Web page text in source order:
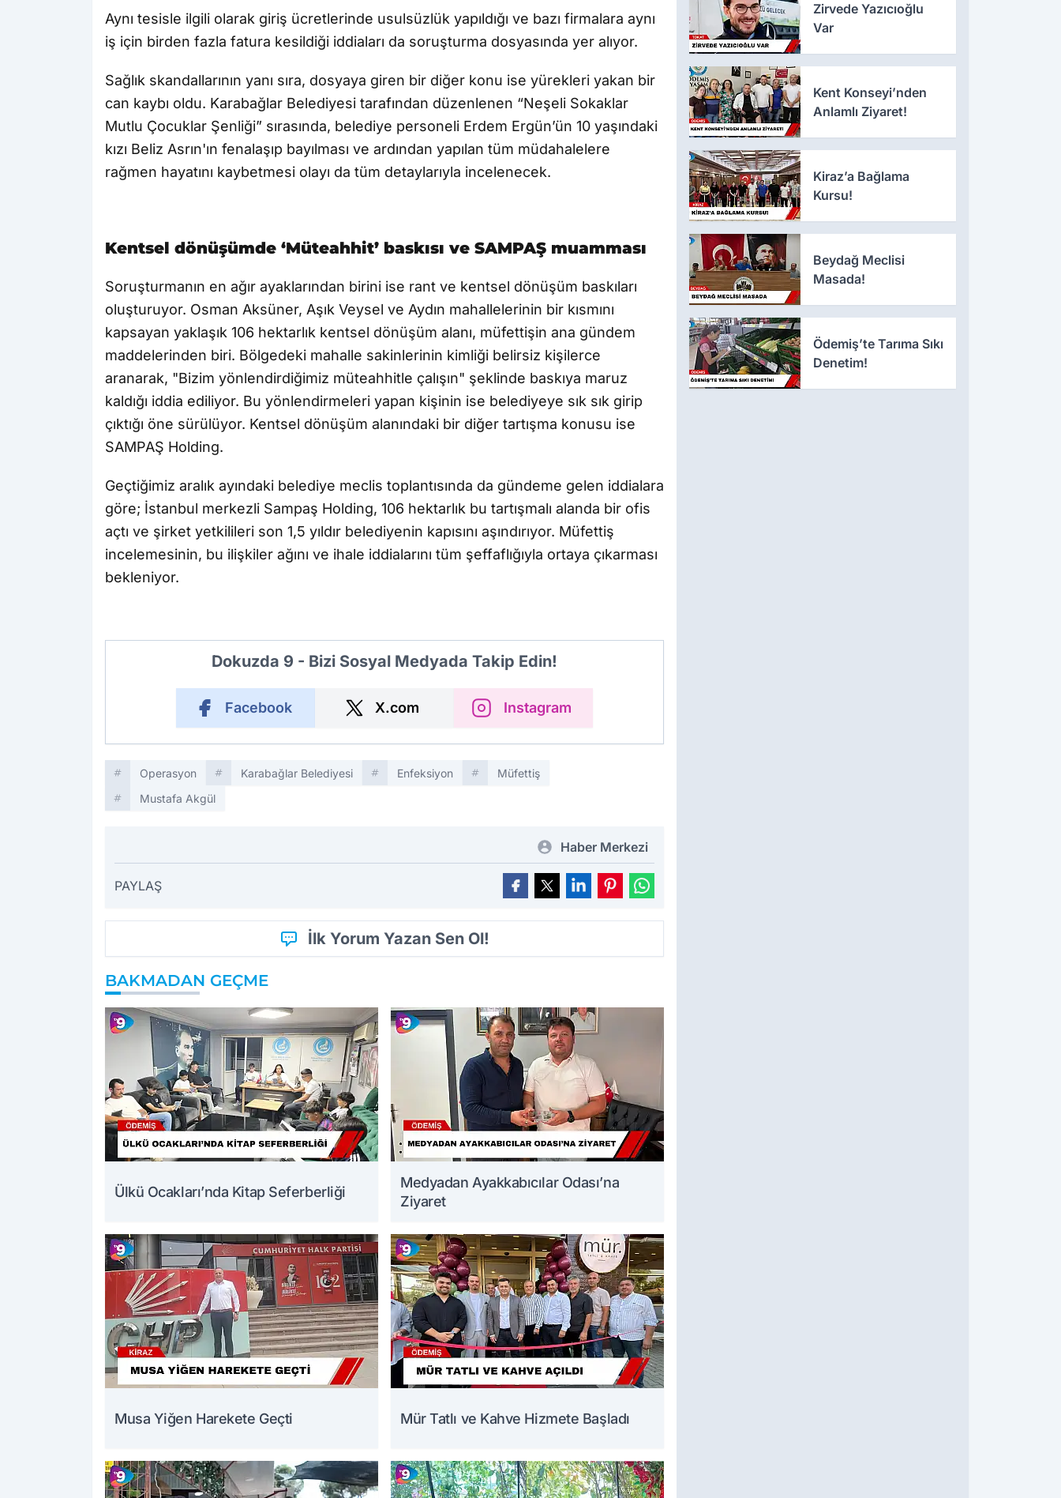
Aynı tesisle ilgili olarak giriş ücretlerinde usulsüzlük yapıldığı ve bazı firmalara aynı
iş için birden fazla fatura kesildiği iddiaları da soruşturma dosyasında yer alıyor.
Sağlık skandallarının yanı sıra, dosyaya giren bir diğer konu ise yürekleri yakan bir
can kaybı oldu. Karabağlar Belediyesi tarafından düzenlenen “Neşeli Sokaklar
Mutlu Çocuklar Şenliği” sırasında, belediye personeli Erdem Ergün’ün 10 yaşındaki
kızı Beliz Asrın'ın fenalaşıp bayılması ve ardından yapılan tüm müdahalelere
rağmen hayatını kaybetmesi olayı da tüm detaylarıyla incelenecek.
Kentsel dönüşümde ‘Müteahhit’ baskısı ve SAMPAŞ muamması
Soruşturmanın en ağır ayaklarından birini ise rant ve kentsel dönüşüm baskıları
oluşturuyor. Osman Aksüner, Aşık Veysel ve Aydın mahallelerinin bir kısmını
kapsayan yaklaşık 106 hektarlık kentsel dönüşüm alanı, müfettişin ana gündem
maddelerinden biri. Bölgedeki mahalle sakinlerinin kimliği belirsiz kişilerce
aranarak, "Bizim yönlendirdiğimiz müteahhitle çalışın" şeklinde baskıya maruz
kaldığı iddia ediliyor. Bu yönlendirmeleri yapan kişinin ise belediyeye sık sık girip
çıktığı öne sürülüyor. Kentsel dönüşüm alanındaki bir diğer tartışma konusu ise
SAMPAŞ Holding.
Geçtiğimiz aralık ayındaki belediye meclis toplantısında da gündeme gelen iddialara
göre; İstanbul merkezli Sampaş Holding, 106 hektarlık bu tartışmalı alanda bir ofis
açtı ve şirket yetkilileri son 1,5 yıldır belediyenin kapısını aşındırıyor. Müfettiş
incelemesinin, bu ilişkiler ağını ve ihale iddialarını tüm şeffaflığıyla ortaya çıkarması
bekleniyor.
Dokuzda 9 - Bizi Sosyal Medyada Takip Edin!
Facebook X.com Instagram
Operasyon Karabağlar Belediyesi Enfeksiyon
Müfettiş
Mustafa Akgül
Haber Merkezi
PAYLAŞ
İlk Yorum Yazan Sen Ol!
BAKMADAN GEÇME
Ülkü Ocakları’nda Kitap Seferberliği
Medyadan Ayakkabıcılar Odası’na
Ziyaret
Musa Yiğen Harekete Geçti Mür Tatlı ve Kahve Hizmete Başladı
Zirvede Yazıcıoğlu
Var
Kent Konseyi’nden
Anlamlı Ziyaret!
Kiraz’a Bağlama
Kursu!
Beydağ Meclisi
Masada!
Ödemiş’te Tarıma Sıkı
Denetim!